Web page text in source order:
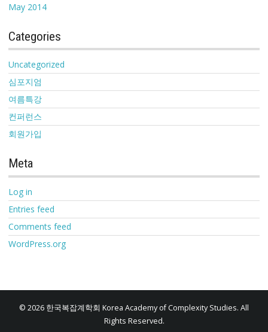
May 2014
Categories
Uncategorized
심포지엄
여름특강
컨퍼런스
회원가입
Meta
Log in
Entries feed
Comments feed
WordPress.org
© 2026 한국복잡계학회 Korea Academy of Complexity Studies. All
Rights Reserved.